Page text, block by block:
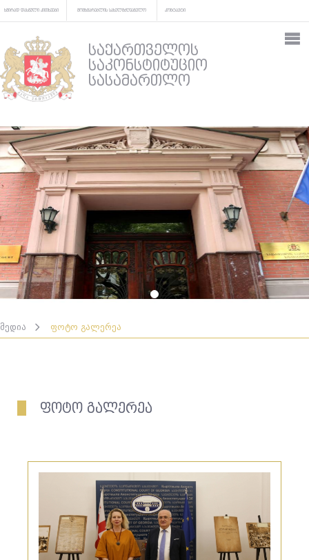
ხშირად დასმული კითხვები მომხმარებლის სახელმძღვანელო კონტაქტი
საქართველოს
საკონსტიტუციო
სასამართლო
მედია ფოტო გალერეა
ფოტო გალერეა